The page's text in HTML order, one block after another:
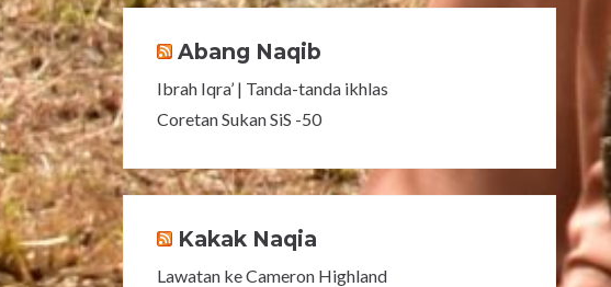
Abang Naqib
Ibrah Iqra’ | Tanda-tanda ikhlas
Coretan Sukan SiS -50
Kakak Naqia
Lawatan ke Cameron Highland